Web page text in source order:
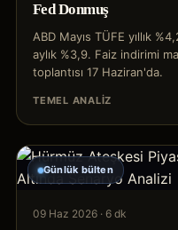
Fed Donmuş
ABD Mayıs TÜFE yıllık
aylık %3,9. Faiz indirimi
toplantısı 17 Haziran'da.
TEMEL ANALIZ
Günlük bülten
09 Haz 2026 · 6 dk